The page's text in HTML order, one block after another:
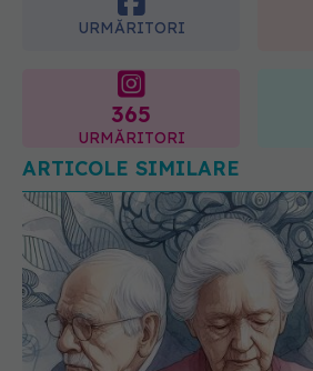
URMĂRITORI
365
URMĂRITORI
ARTICOLE SIMILARE